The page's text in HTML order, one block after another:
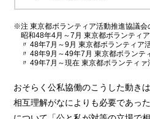
注 東京都ボランティア活動推進協議会
昭和48年4月～7月 東京都ボランティ
〃 48年7月～9月 東京都ボランティア
〃 48年9月～49年7月 東京都ボランテ
〃 49年7月～現在 東京都ボランティ
おそらく公私協働のこうした動き
相互理解がなによりも必要であっ